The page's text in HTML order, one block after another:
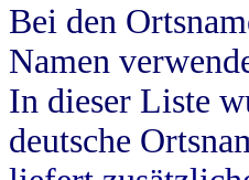
Bei den
Namen
In dieser Liste
deutsche